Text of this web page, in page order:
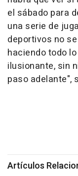
el sábado para
una serie de
deportivos no
haciendo todo
ilusionante, sin
paso adelante",
Artículos